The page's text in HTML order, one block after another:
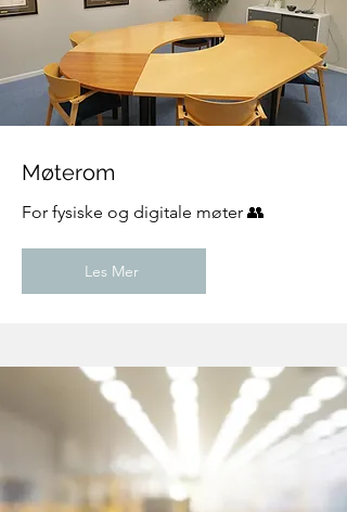
Møterom
For fysiske og digitale møter 👥
Les Mer